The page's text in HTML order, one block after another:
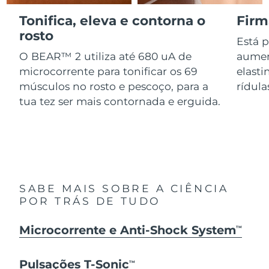
Tonifica, eleva e contorna o
rosto
O BEAR™ 2 utiliza até 680 uA de
microcorrente para tonificar os 69
músculos no rosto e pescoço, para a
tua tez ser mais contornada e erguida.
Está
SABE MAIS SOBRE A CIÊNCIA
POR TRÁS DE TUDO
Microcorrente e Anti-Shock SystemTM
Pulsações T-SonicTM
Serum
For healthy hair
issa™ Teeth Whitening Gel
18% PAP
Cosméticos
Comprar todos
Israel Entrega prevista 15/08/2026
Itália Entrega prevista 11/08/2026
Japão Entrega prevista14/08/2026
Letônia Entrega prevista
Líbano Entrega prevista 12/08/2026